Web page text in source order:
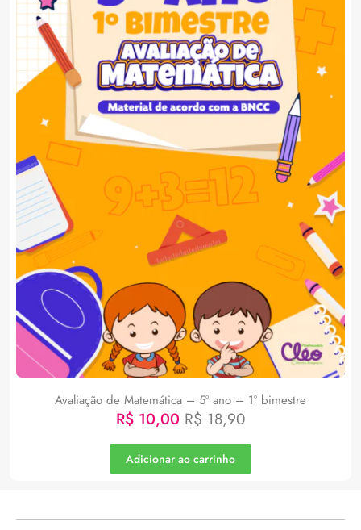
Avaliação de Matemática – 5° ano – 1° bimestre
R$ 10,00 R$18,90
Adicionar ao carrinho